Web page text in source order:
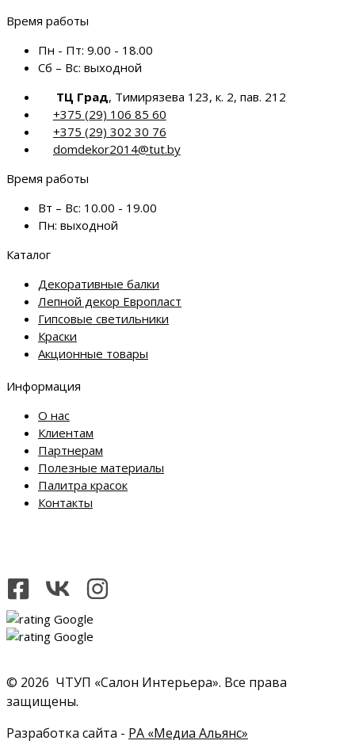
Время работы
Пн - Пт: 9.00 - 18.00
Сб – Вс: выходной
ТЦ Град, Тимирязева 123, к. 2, пав. 212
+375 (29) 106 85 60
+375 (29) 302 30 76
domdekor2014@tut.by
Время работы
Вт – Вс: 10.00 - 19.00
Пн: выходной
Каталог
Декоративные балки
Лепной декор Европласт
Гипсовые светильники
Краски
Акционные товары
Информация
О нас
Клиентам
Партнерам
Полезные материалы
Палитра красок
Контакты
© 2026 ЧТУП «Салон Интерьера». Все права
защищены.
Разработка сайта - РА «Медиа Альянс»